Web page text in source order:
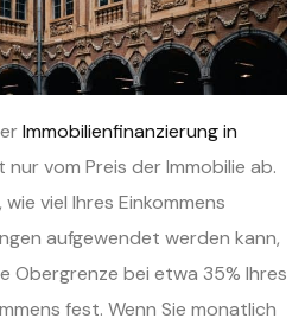
Immobilienfinanzierung in
vom Preis der Immobilie ab.
viel Ihres Einkommens
aufgewendet werden kann,
Obergrenze bei etwa 35% Ihres
fest. Wenn Sie monatlich